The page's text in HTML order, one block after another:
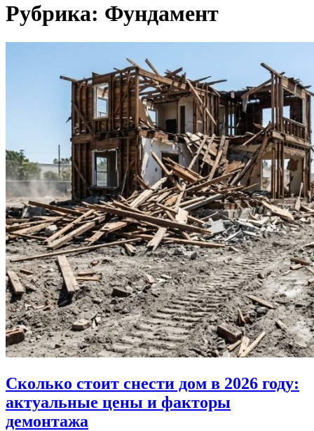
Рубрика: Фундамент
Сколько стоит снести дом в 2026 году:
актуальные цены и факторы
демонтажа